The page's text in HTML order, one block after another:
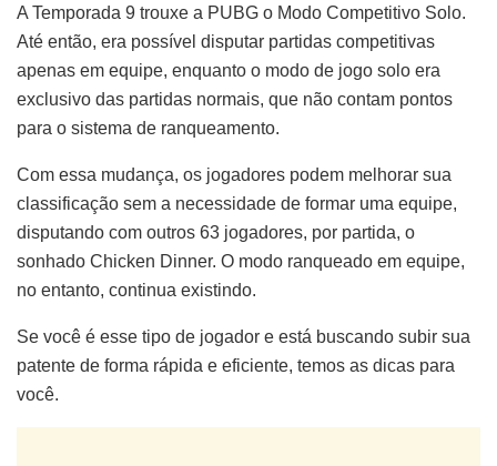
A Temporada 9 trouxe a PUBG o Modo Competitivo Solo.
Até então, era possível disputar partidas competitivas
apenas em equipe, enquanto o modo de jogo solo era
exclusivo das partidas normais, que não contam pontos
para o sistema de ranqueamento.
Com essa mudança, os jogadores podem melhorar sua
classificação sem a necessidade de formar uma equipe,
disputando com outros 63 jogadores, por partida, o
sonhado Chicken Dinner. O modo ranqueado em equipe,
no entanto, continua existindo.
Se você é esse tipo de jogador e está buscando subir sua
patente de forma rápida e eficiente, temos as dicas para
você.